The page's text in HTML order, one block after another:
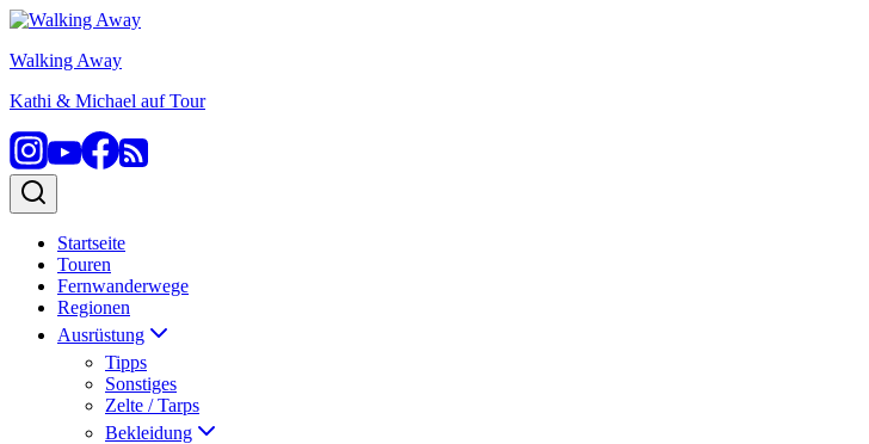
Zum
springen
Walking Away
Kathi & Michael auf Tour
Startseite
Touren
Fernwanderwege
Regionen
Ausrüstung
Tipps
Sonstiges
Zelte / Tarps
Bekleidung